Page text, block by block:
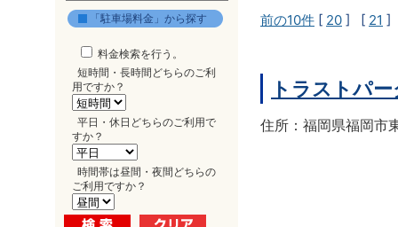
「駐車場料金」から探す
料金検索を行う。
短時間・長時間どちらのご利
用ですか？
平日・休日どちらのご利用で
すか？
時間帯は昼間・夜間どちらの
ご利用ですか？
前の10件 [ 20 ] [ 21 ]
トラストパ
住所：福岡県福岡市